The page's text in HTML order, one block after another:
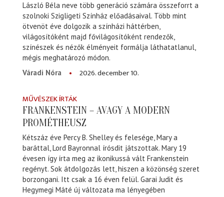
László Béla neve több generáció számára összeforrt a
szolnoki Szigligeti Színház előadásaival. Több mint
ötvenöt éve dolgozik a színházi háttérben,
világosítóként majd fővilágosítóként rendezők,
színészek és nézők élményeit formálja láthatatlanul,
mégis meghatározó módon.
Váradi Nóra
2026. december 10.
MŰVÉSZEK ÍRTÁK
FRANKENSTEIN – AVAGY A MODERN
PROMÉTHEUSZ
Kétszáz éve Percy B. Shelley és felesége, Mary a
baráttal, Lord Bayronnal írósdit játszottak. Mary 19
évesen így írta meg az ikonikussá vált Frankenstein
regényt. Sok átdolgozás lett, hiszen a közönség szeret
borzongani. Itt csak a 16 éven felül. Garai Judit és
Hegymegi Máté új változata ma lényegében